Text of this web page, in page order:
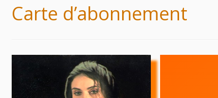
Carte d’abonnement